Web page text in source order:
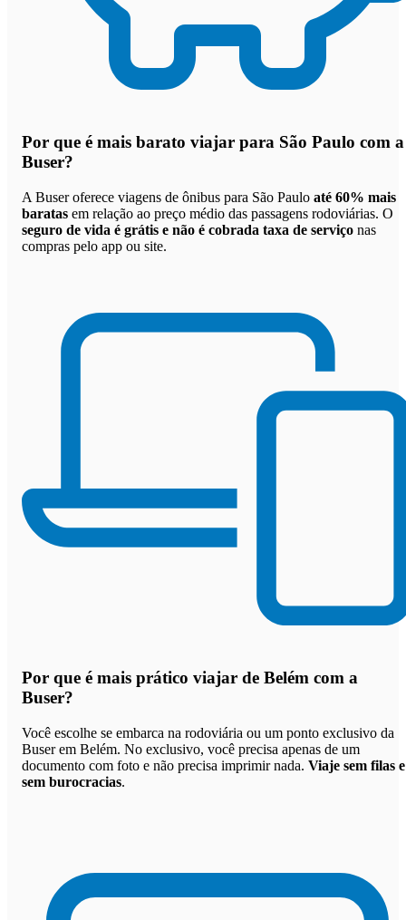
Por que é mais barato viajar para São Paulo com a
Buser?
A Buser oferece viagens de ônibus para São Paulo até 60% mais
baratas em relação ao preço médio das passagens rodoviárias. O
seguro de vida é grátis e não é cobrada taxa de serviço nas
compras pelo app ou site.
Por que é mais prático viajar de Belém com a
Buser?
Você escolhe se embarca na rodoviária ou um ponto exclusivo da
Buser em Belém. No exclusivo, você precisa apenas de um
documento com foto e não precisa imprimir nada. Viaje sem filas e
sem burocracias.